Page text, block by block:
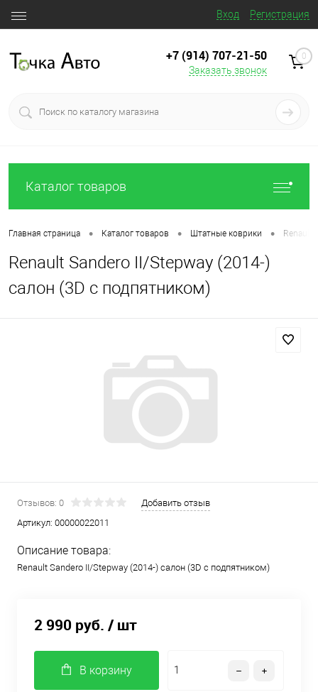
Вход Регистрация
+7 (914) 707‒21‒50
Заказать звонок
0
Каталог товаров
Главная страница • Каталог товаров • Штатные коврики • Renault
Renault Sandero II/Stepway (2014-)
салон (3D с подпятником)
Отзывов: 0
Добавить отзыв
Артикул: 00000022011
Описание товара:
Renault Sandero II/Stepway (2014-) салон (3D с подпятником)
2 990 руб. / шт
В корзину